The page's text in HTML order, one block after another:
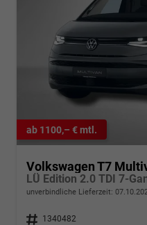
ab 1100,– € mtl.
Volkswagen T7
LÜ Edition 2.0 TDI 7-
unverbindliche Lieferzeit:
Fahrzeugnr. 1340482